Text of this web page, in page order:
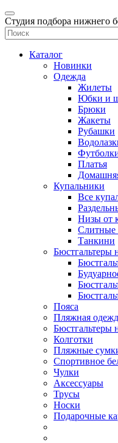
Студия подбора нижнего
Каталог
Новинки
Одежда
Жилеты
Юбки и
Брюки
Жакеты
Рубашки
Платья
Купальники
Все
Низы от
Слитные
Танкини
Бюстгальтеры
Пояса
Пляжная
Бюстгальтеры
Колготки
Пляжные
Спортивное
Чулки
Аксессуары
Трусы
Носки
Подарочные